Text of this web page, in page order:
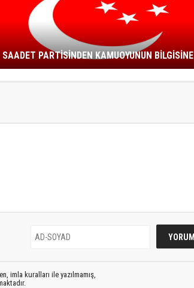
SAADET PARTİSİNDEN KAMUOYUNUN BİLGİSİNE
imla kuralları ile yazılmamış,